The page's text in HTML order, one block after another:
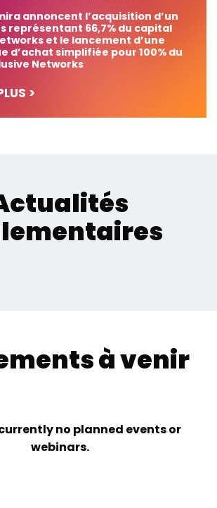
annoncent l’acquisition d’un
représentant 66,7% du capital
et le lancement d’une
d’achat simplifiée pour 100% du
Networks
>
à venir
no planned events or
webinars.